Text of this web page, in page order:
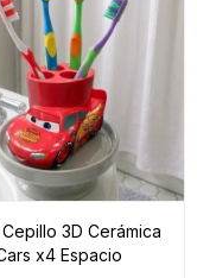
3D Cerámica
x4 Espacio